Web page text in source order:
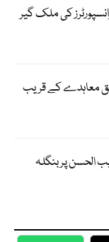
کی ملک گیر
معاہدے کے قریب
الحسن پر بنگلہ